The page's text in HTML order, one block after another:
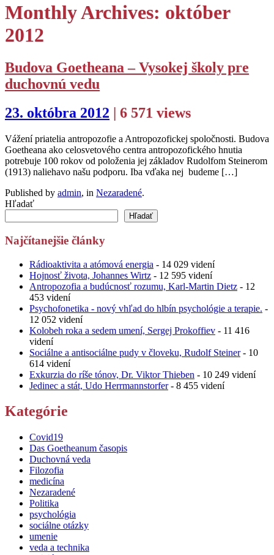
Monthly Archives: október
2012
Budova Goetheana – Vysokej školy pre
duchovnú vedu
23. októbra 2012 | 6 571 views
Vážení priatelia antropozofie a Antropozofickej spoločnosti. Budova
Goetheana ako celosvetového centra antropozofického hnutia
potrebuje 100 rokov od položenia jej základov Rudolfom Steinerom
(1913) naliehavo našu podporu. Iba vďaka nej budeme […]
Published by admin, in Nezaradené.
Hľadať
Hľadať
Najčítanejšie články
Rádioaktivita a atómová energia - 14 029 videní
Hojnosť života, Johannes Wirtz - 12 595 videní
Antropozofia a budúcnosť rozumu, Karl-Martin Dietz - 12
453 videní
Psychofonetika - nový vhľad do hlbín psychológie a terapie. -
12 052 videní
Kolobeh roka a sedem umení, Sergej Prokoffiev - 11 416
videní
Sociálne a antisociálne pudy v človeku, Rudolf Steiner- 10
614 videní
Exkurzia do ríše tónov, Dr. Viktor Thieben - 10 249 videní
Jedinec a stát, Udo Herrmannstorfer- 8 455 videní
Kategórie
Covid19
Das Goetheanum časopis
Duchovná veda
Filozofia
medicína
Nezaradené
Politika
psychológia
sociálne otázky
umenie
veda a technika